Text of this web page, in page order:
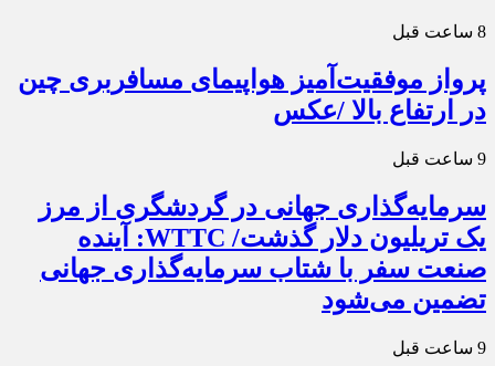
8 ساعت قبل
پرواز موفقیت‌آمیز هواپیمای مسافربری چین
در ارتفاع بالا /عکس
9 ساعت قبل
سرمایه‌گذاری جهانی در گردشگری از مرز
یک تریلیون دلار گذشت/ WTTC: آینده
صنعت سفر با شتاب سرمایه‌گذاری جهانی
تضمین می‌شود
9 ساعت قبل